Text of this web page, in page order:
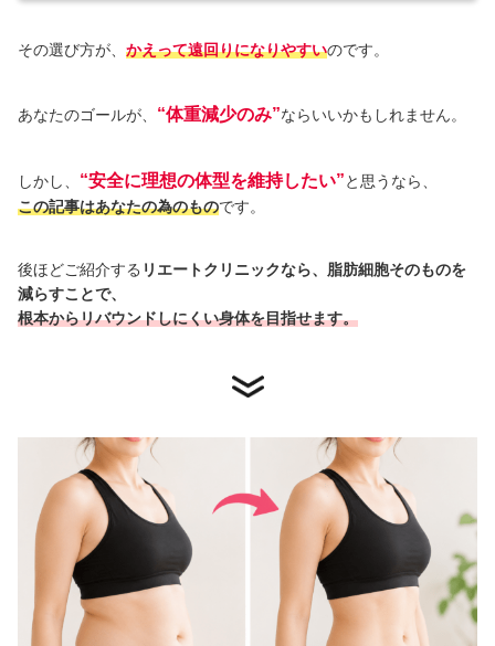
その選び方が、 かえって遠回りになりやすいのです。
あなたのゴールが、 “体重減少のみ”ならいいかもしれません。
しかし、 “安全に理想の体型を維持したい”と思うなら、
この記事はあなたの為のものです。
後ほどご紹介する リエートクリニックなら、 脂肪細胞そのものを
減らすことで、
根本からリバウンドしにくい身体を目指せます。